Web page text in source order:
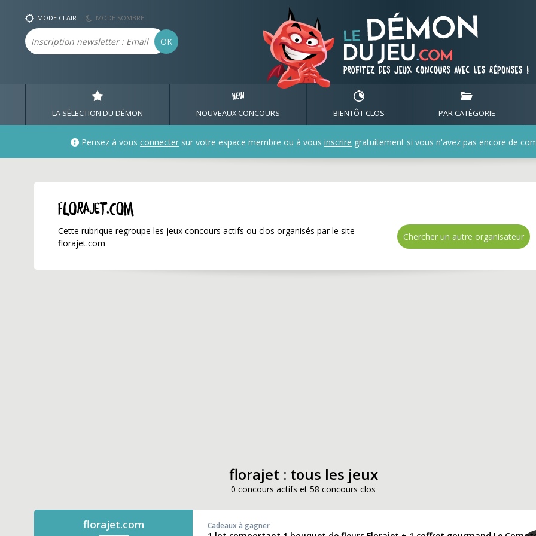
florajet.com ✅ Gagnez de nombreux cadeaux
MODE CLAIR MODE SOMBRE
Email OK
LA SÉLECTION DU DÉMON NOUVEAUX CONCOURS BIENTÔT CLOS PAR CATÉGORIE
Pensez à vous connecter sur votre espace membre ou à vous inscrire gratuitement si vous n'avez pas encore de
florajet.com
Cette rubrique regroupe les jeux concours actifs ou clos organisés par le site
florajet.com
Chercher un autre organisateur
florajet : tous les jeux
0 concours actifs et 58 concours clos
florajet.com Cadeaux à gagner